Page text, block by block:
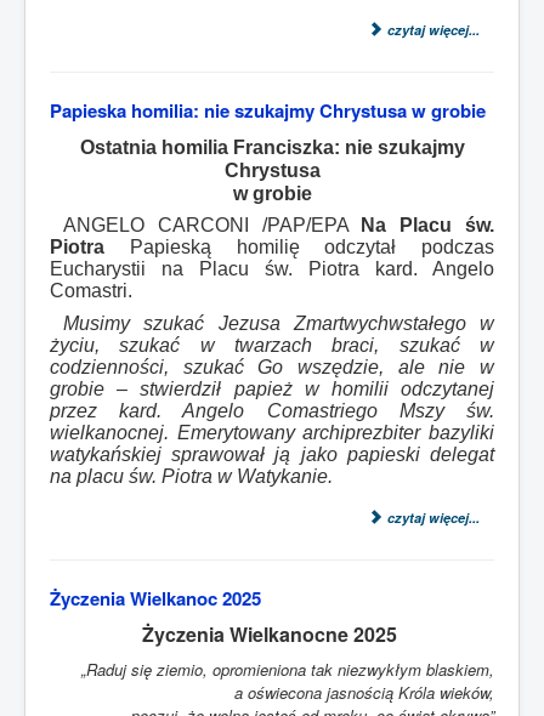
czytaj więcej...
Papieska homilia: nie szukajmy Chrystusa w grobie
Ostatnia homilia Franciszka: nie szukajmy
Chrystusa
w grobie
ANGELO CARCONI /PAP/EPA
Na Placu św.
Piotra
Papieską homilię odczytał podczas
Eucharystii na Placu św. Piotra kard. Angelo
Comastri.
Musimy szukać Jezusa Zmartwychwstałego w
życiu, szukać w twarzach braci, szukać w
codzienności, szukać Go wszędzie, ale nie w
grobie – stwierdził papież w homilii odczytanej
przez kard. Angelo Comastriego Mszy św.
wielkanocnej. Emerytowany archiprezbiter bazyliki
watykańskiej sprawował ją jako papieski delegat
na placu św. Piotra w Watykanie.
czytaj więcej...
Życzenia Wielkanoc 2025
Życzenia Wielkanocne 2025
„Raduj się ziemio, opromieniona tak niezwykłym blaskiem,
a oświecona jasnością Króla wieków,